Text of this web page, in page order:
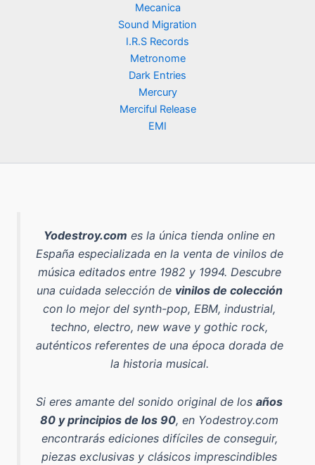
Mecanica
Sound Migration
I.R.S Records
Metronome
Dark Entries
Mercury
Merciful Release
EMI
Yodestroy.com es la única tienda online en
España especializada en la venta de vinilos de
música editados entre 1982 y 1994. Descubre
una cuidada selección de vinilos de colección
con lo mejor del synth-pop, EBM, industrial,
techno, electro, new wave y gothic rock,
auténticos referentes de una época dorada de
la historia musical.
Si eres amante del sonido original de los años
80 y principios de los 90, en Yodestroy.com
encontrarás ediciones difíciles de conseguir,
piezas exclusivas y clásicos imprescindibles